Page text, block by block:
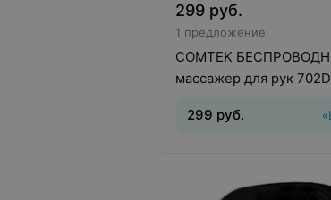
299 руб.
1 предложение
COMTEK
массажер для рук 702D
299 руб.